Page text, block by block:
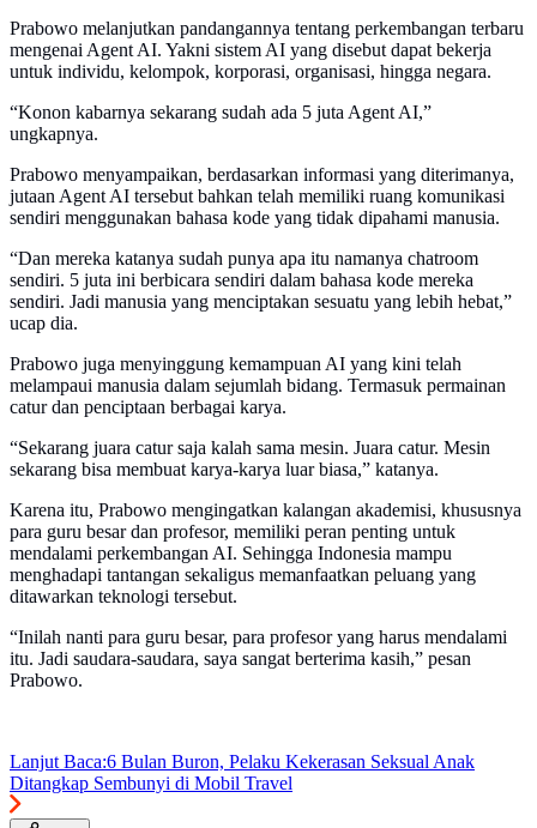
Prabowo melanjutkan pandangannya tentang perkembangan terbaru
mengenai Agent AI. Yakni sistem AI yang disebut dapat bekerja
untuk individu, kelompok, korporasi, organisasi, hingga negara.
“Konon kabarnya sekarang sudah ada 5 juta Agent AI,”
ungkapnya.
Prabowo menyampaikan, berdasarkan informasi yang diterimanya,
jutaan Agent AI tersebut bahkan telah memiliki ruang komunikasi
sendiri menggunakan bahasa kode yang tidak dipahami manusia.
“Dan mereka katanya sudah punya apa itu namanya chatroom
sendiri. 5 juta ini berbicara sendiri dalam bahasa kode mereka
sendiri. Jadi manusia yang menciptakan sesuatu yang lebih hebat,”
ucap dia.
Prabowo juga menyinggung kemampuan AI yang kini telah
melampaui manusia dalam sejumlah bidang. Termasuk permainan
catur dan penciptaan berbagai karya.
“Sekarang juara catur saja kalah sama mesin. Juara catur. Mesin
sekarang bisa membuat karya-karya luar biasa,” katanya.
Karena itu, Prabowo mengingatkan kalangan akademisi, khususnya
para guru besar dan profesor, memiliki peran penting untuk
mendalami perkembangan AI. Sehingga Indonesia mampu
menghadapi tantangan sekaligus memanfaatkan peluang yang
ditawarkan teknologi tersebut.
“Inilah nanti para guru besar, para profesor yang harus mendalami
itu. Jadi saudara-saudara, saya sangat berterima kasih,” pesan
Prabowo.
Lanjut Baca:6 Bulan Buron, Pelaku Kekerasan Seksual Anak
Ditangkap Sembunyi di Mobil Travel